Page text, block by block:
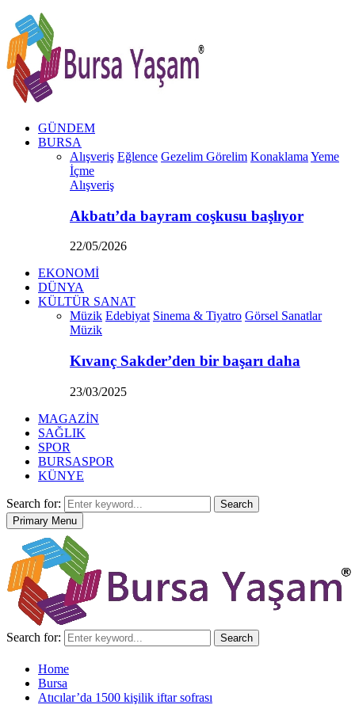
GÜNDEM
BURSA
Alışveriş Eğlence Gezelim Görelim Konaklama Yeme
İçme
Alışveriş
Akbatı’da bayram coşkusu başlıyor
22/05/2026
EKONOMİ
DÜNYA
KÜLTÜR SANAT
Müzik Edebiyat Sinema & Tiyatro Görsel Sanatlar
Müzik
Kıvanç Sakder’den bir başarı daha
23/03/2025
MAGAZİN
SAĞLIK
SPOR
BURSASPOR
KÜNYE
Search for:
Search
Primary Menu
Search for: Search
Home
Bursa
Atıcılar’da 1500 kişilik iftar sofrası